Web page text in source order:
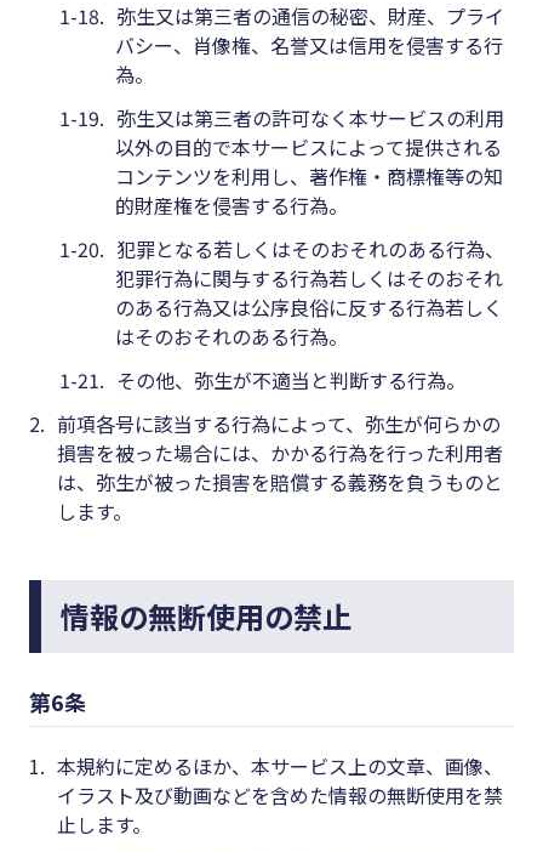
1-18. 弥生又は第三者の通信の秘密、財産、プライ
バシー、肖像権、名誉又は信用を侵害する行
為。
1-19. 弥生又は第三者の許可なく本サービスの利用
以外の目的で本サービスによって提供される
コンテンツを利用し、著作権・商標権等の知
的財産権を侵害する行為。
1-20. 犯罪となる若しくはそのおそれのある行為、
犯罪行為に関与する行為若しくはそのおそれ
のある行為又は公序良俗に反する行為若しく
はそのおそれのある行為。
1-21. その他、弥生が不適当と判断する行為。
2. 前項各号に該当する行為によって、弥生が何らかの
損害を被った場合には、かかる行為を行った利用者
は、弥生が被った損害を賠償する義務を負うものと
します。
情報の無断使用の禁止
第6条
1. 本規約に定めるほか、本サービス上の文章、画像、
イラスト及び動画などを含めた情報の無断使用を禁
止します。